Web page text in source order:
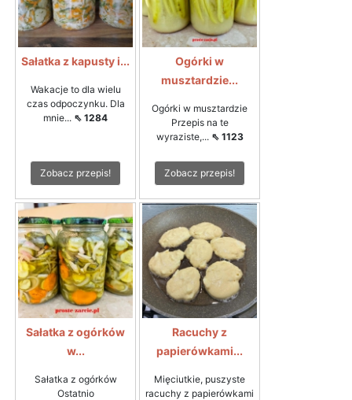
Sałatka z kapusty i...
Wakacje to dla wielu
czas odpoczynku. Dla
mnie... ⇖ 1284
Zobacz przepis!
Ogórki w
musztardzie...
Ogórki w musztardzie
Przepis na te
wyraziste,... ⇖ 1123
Zobacz przepis!
Sałatka z ogórków
w...
Sałatka z ogórków
Ostatnio
Racuchy z
papierówkami...
Mięciutkie, puszyste
racuchy z papierówkami